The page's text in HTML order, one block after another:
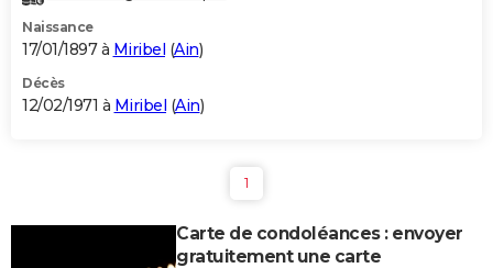
Naissance
17/01/1897 à Miribel (Ain)
Décès
12/02/1971 à Miribel (Ain)
1
Carte de condoléances : envoyer
gratuitement une carte